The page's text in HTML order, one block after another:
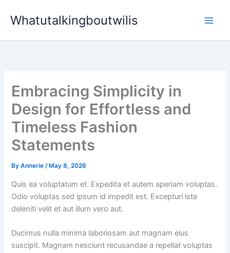
Whatutalkingboutwilis
Embracing Simplicity in
Design for Effortless and
Timeless Fashion
Statements
ByAnnerie/ May 8, 2026
Quis ea voluptatum et. Expedita et autem aperiam voluptas.
Odio voluptas sed ipsum id impedit est. Excepturi iste
deleniti velit et aut illum vero aut.
Ducimus nulla minima laboriosam aut magnam eius
suscipit. Magnam nesciunt recusandae a repellat voluptas